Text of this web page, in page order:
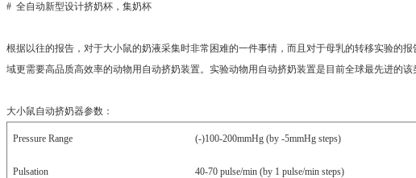
# 全自动新型设计挤奶杯，集奶杯
根据以往的报告，对于大小鼠的奶液采集时非常困难的一件事情，而且对于母乳的转移实验的
域更需要高品质高效率的动物用自动挤奶装置。实验动物用自动挤奶装置是目前全球最先进的该
大小鼠自动挤奶器参数：
Pressure Range (-)100-200mmHg (by -5mmHg steps)
Pulsation 40-70 pulse/min (by 1 pulse/min steps)